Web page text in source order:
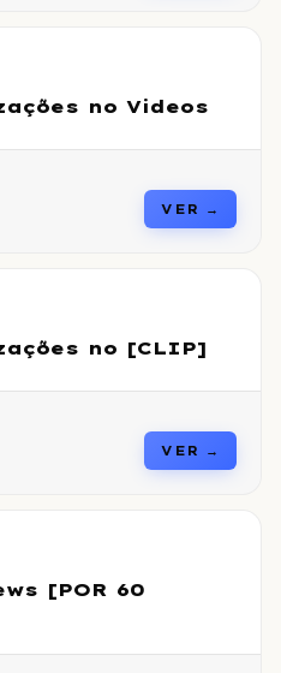
no Videos
VER →
no [CLIP]
VER →
[POR 60